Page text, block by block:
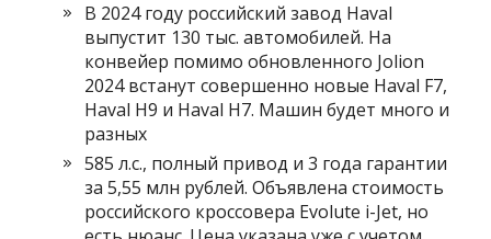
В 2024 году российский завод Haval
выпустит 130 тыс. автомобилей. На
конвейер помимо обновленного Jolion
2024 встанут совершенно новые Haval F7,
Haval H9 и Haval H7. Машин будет много и
разных
585 л.с., полный привод и 3 года гарантии
за 5,55 млн рублей. Объявлена стоимость
российского кроссовера Evolute i-Jet, но